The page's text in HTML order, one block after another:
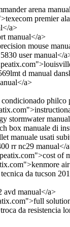
arena
premier
a>
manual</a>
mouse
user manual</
d manual
a>
philco
stormwater
box manuale di
manuale usati
rr nc29 manual</
of
da tucson
avd manual</a>
da resistencia